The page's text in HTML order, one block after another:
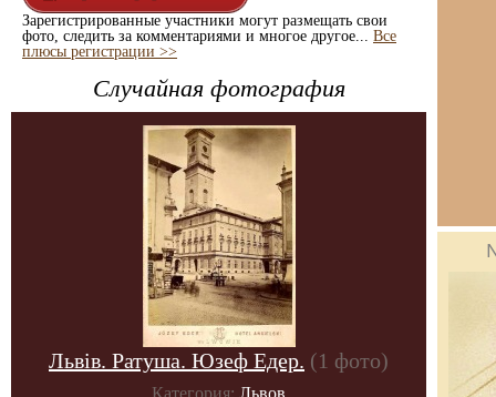
Зарегистрированные участники могут размещать свои
фото, следить за комментариями и многое другое... Все
плюсы регистрации >>
Случайная фотография
Львів. Ратуша. Юзеф Едер. (1 фото)
Категория: Львов